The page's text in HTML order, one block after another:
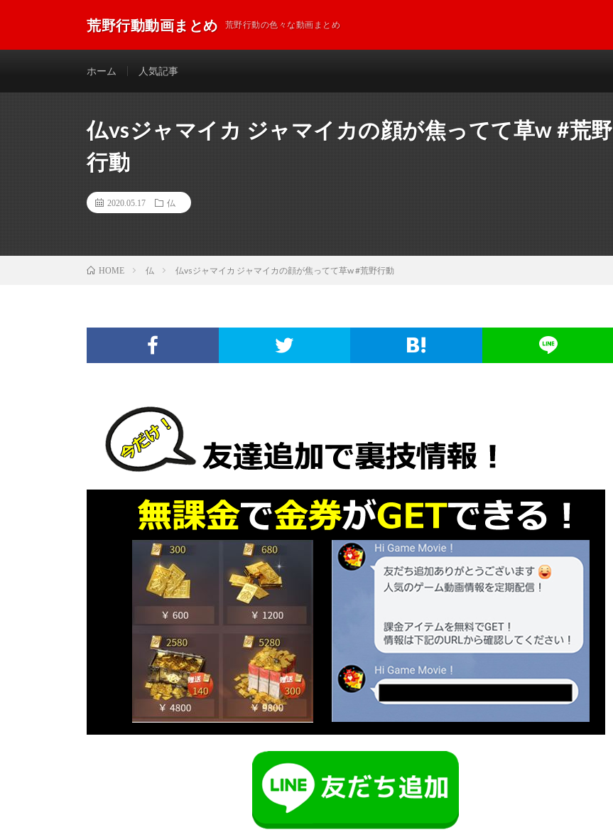
荒野行動動画まとめ 荒野行動の色々な動画まとめ
ホーム 人気記事
仏vsジャマイカ ジャマイカの顔が焦ってて草w #荒野
行動
2020.05.17 仏
HOME 仏 仏vsジャマイカ ジャマイカの顔が焦ってて草w #荒野行動